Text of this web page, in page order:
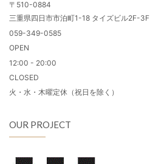
〒510-0884
三重県四日市市泊町1-18 タイズビル2F-3F
059-349-0585
OPEN
12:00 - 20:00
CLOSED
火・水・木曜定休（祝日を除く）
OUR PROJECT